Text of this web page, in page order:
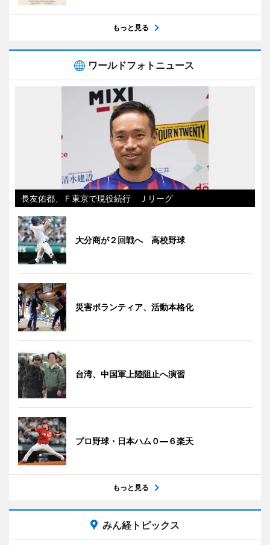
もっと見る
ワールドフォトニュース
長友佑都、Ｆ東京で現役続行 Ｊリーグ
大分商が２回戦へ 高校野球
災害ボランティア、活動本格化
台湾、中国軍上陸阻止へ演習
プロ野球・日本ハム０―６楽天
もっと見る
みん経トピックス